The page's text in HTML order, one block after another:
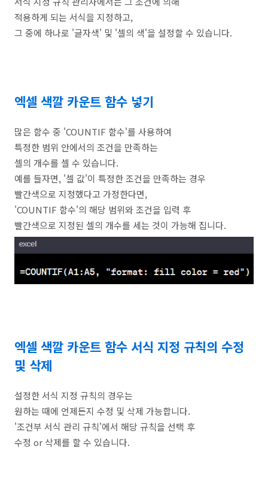
적용하게 되는 서식을 지정하고,
그 중에 하나로 '글자색' 및 '셀의 색'을 설정할 수 있습니다.
엑셀 색깔 카운트 함수 넣기
많은 함수 중 'COUNTIF 함수'를 사용하여
특정한 범위 안에서의 조건을 만족하는
셀의 개수를 셀 수 있습니다.
예를 들자면, '셀 값'이 특정한 조건을 만족하는 경우
빨간색으로 지정했다고 가정한다면,
'COUNTIF 함수'의 해당 범위와 조건을 입력 후
빨간색으로 지정된 셀의 개수를 세는 것이 가능해 집니다.
엑셀 색깔 카운트 함수 서식 지정 규칙의 수정
및 삭제
설정한 서식 지정 규칙의 경우는
원하는 때에 언제든지 수정 및 삭제 가능합니다.
'조건부 서식 관리 규칙'에서 해당 규칙을 선택 후
수정 or 삭제를 할 수 있습니다.